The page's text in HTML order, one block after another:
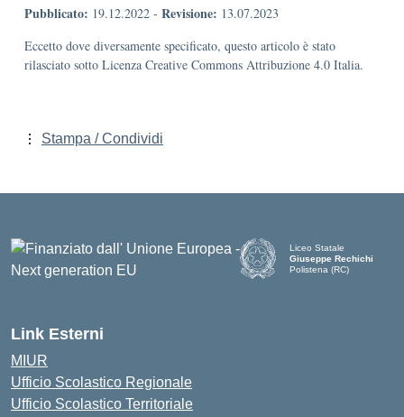
Pubblicato: 19.12.2022 - Revisione: 13.07.2023
Eccetto dove diversamente specificato, questo articolo è stato
rilasciato sotto Licenza Creative Commons Attribuzione 4.0 Italia.
Stampa / Condividi
Liceo Statale
Giuseppe Rechichi
Polistena (RC)
Link Esterni
MIUR
Ufficio Scolastico Regionale
Ufficio Scolastico Territoriale